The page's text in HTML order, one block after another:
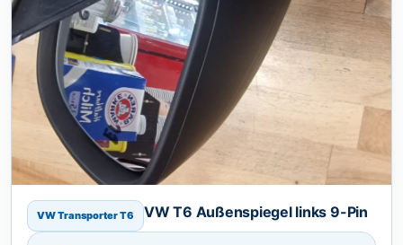
VW Transporter T6 VW T6 Außenspiegel links 9-Pin